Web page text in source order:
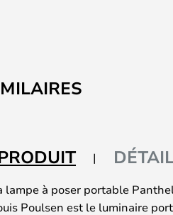
lampe à poser portable
Poulsen est le luminaire